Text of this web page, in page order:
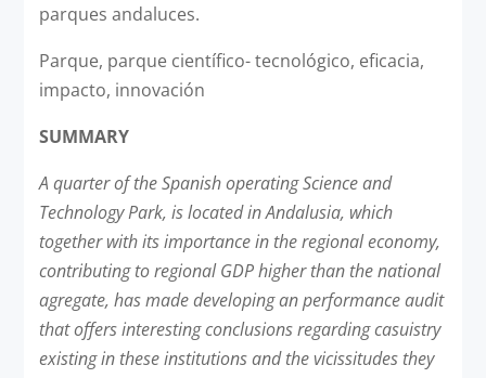
parques andaluces.
Parque, parque científico- tecnológico, eficacia,
impacto, innovación
SUMMARY
A quarter of the Spanish operating Science and
Technology Park, is located in Andalusia, which
together with its importance in the regional economy,
contributing to regional GDP higher than the national
agregate, has made developing an performance audit
that offers interesting conclusions regarding casuistry
existing in these institutions and the vicissitudes they